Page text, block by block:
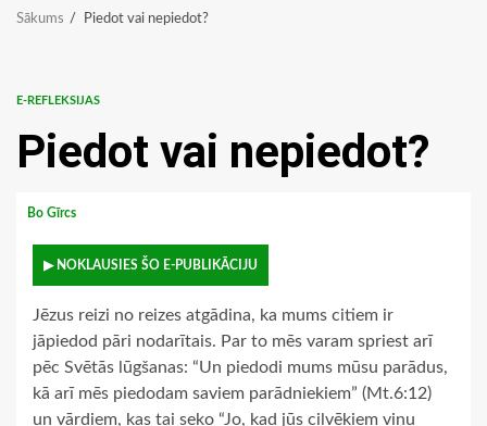
Sākums Piedot vai nepiedot?
E-REFLEKSIJAS
Piedot vai nepiedot?
Bo Gīrcs
▶ NOKLAUSIES ŠO E-PUBLIKĀCIJU
Jēzus reizi no reizes atgādina, ka mums citiem ir
jāpiedod pāri nodarītais. Par to mēs varam spriest arī
pēc Svētās lūgšanas: “Un piedodi mums mūsu parādus,
kā arī mēs piedodam saviem parādniekiem” (Mt.6:12)
un vārdiem, kas tai seko “Jo, kad jūs cilvēkiem viņu